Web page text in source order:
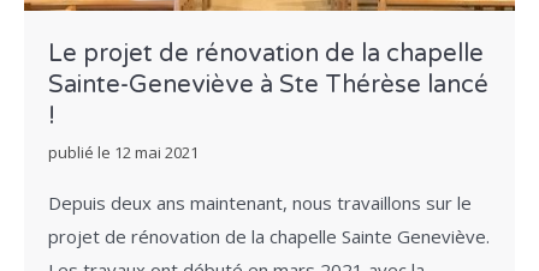
Le projet de rénovation de la chapelle
Sainte-Geneviève à Ste Thérèse lancé
!
publié le 12 mai 2021
Depuis deux ans maintenant, nous travaillons sur le
projet de rénovation de la chapelle Sainte Geneviève.